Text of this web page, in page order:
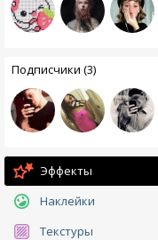
Подписчики (3)
Эффекты
Наклейки
Текстуры